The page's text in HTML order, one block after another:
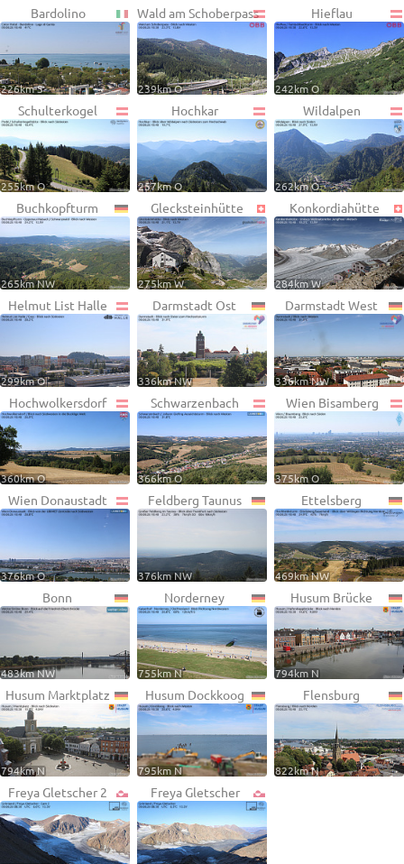
Bardolino
226km S
Wald am Schoberpass
239km O
Hieflau
242km O
Schulterkogel
255km O
Hochkar
257km O
Wildalpen
262km O
Buchkopfturm
265km NW
Glecksteinhütte
275km W
Konkordiahütte
284km W
Helmut List Halle
299km O
Darmstadt Ost
336km NW
Darmstadt West
336km NW
Hochwolkersdorf
360km O
Schwarzenbach
366km O
Wien Bisamberg
375km O
Wien Donaustadt
376km O
Feldberg Taunus
376km NW
Ettelsberg
469km NW
Bonn
483km NW
Norderney
755km N
Husum Brücke
794km N
Husum Marktplatz
794km N
Husum Dockkoog
795km N
Flensburg
822km N
Freya Gletscher 2 Freya Gletscher